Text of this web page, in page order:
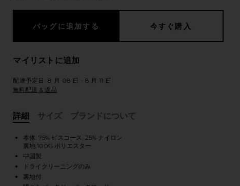
view 2 of 3 MAGNOLIA マキシドレス in Sorrel Burnout
マイリストに追加
配達予定日: 8 月 08 日 - 8 月 11 日
無料配送 & 返品
詳細
サイズ ブランドについて
本体: 75% ビスコース, 25% ナイロン
裏地:100% ポリエスター
中国製
ドライクリーニングのみ
裏地付